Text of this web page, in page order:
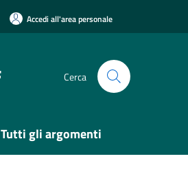
Accedi all'area personale
Cerca
Tutti gli argomenti